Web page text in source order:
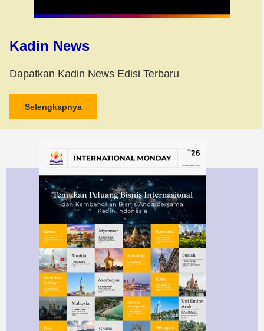
Kadin News
Dapatkan Kadin News Edisi Terbaru
Selengkapnya